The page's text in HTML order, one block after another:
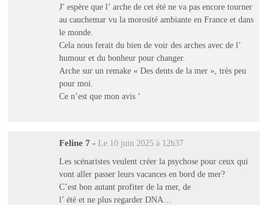
J’ espère que l’ arche de cet été ne va pas encore tourner
au cauchemar vu la morosité ambiante en France et dans
le monde.
Cela nous ferait du bien de voir des arches avec de l’
humour et du bonheur pour changer.
Arche sur un remake « Des dents de la mer », très peu
pour moi.
Ce n’est que mon avis ‘
Feline 7 - Le 10 juin 2025 à 12h37
Les scénaristes veulent créer la psychose pour ceux qui
vont aller passer leurs vacances en bord de mer?
C’est bon autant profiter de la mer, de
l’ été et ne plus regarder DNA…